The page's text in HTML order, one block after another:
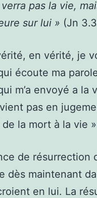
pas la vie,
sur lui » (Jn
en vérité, je
écoute ma
m’a envoyé a la
pas en
de la mort à la vie
de résurrection
dès maintenant
en lui. La